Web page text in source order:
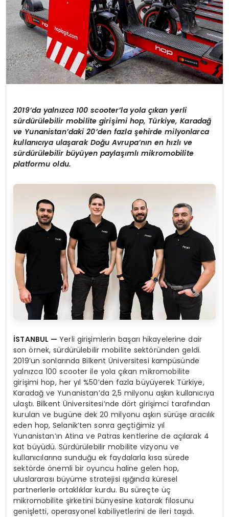
2019’da yalnızca 100 scooter’la yola çıkan yerli
sürdürülebilir mobilite girişimi hop, Türkiye, Karadağ
ve Yunanistan’daki 20’den fazla şehirde milyonlarca
kullanıcıya ulaşarak Doğu Avrupa’nın en hızlı ve
sürdürülebilir büyüyen paylaşımlımikromobilite
platformu oldu.
İSTANBUL —Yerli girişimlerin başarı hikayelerine dair
son örnek, sürdürülebilir mobilite sektöründen geldi.
2019’un sonlarında Bilkent Üniversitesi kampüsünde
yalnızca 100 scooter ile yola çıkan mikromobilite
girişimi hop, her yıl %50’den fazla büyüyerek Türkiye,
Karadağ ve Yunanistan’da 2,5 milyonu aşkın kullanıcıya
ulaştı. Bilkent Üniversitesi’nde dört girişimci tarafından
kurulan ve bugüne dek 20 milyonu aşkın sürüşe aracılık
eden hop, Selanik’ten sonra geçtiğimiz yıl
Yunanistan’ın Atina ve Patras kentlerine de açılarak 4
kat büyüdü. Sürdürülebilir mobilite vizyonu ve
kullanıcılarına sunduğu ek faydalarla kısa sürede
sektörde önemli bir oyuncu haline gelen hop,
uluslararası büyüme stratejisi ışığında küresel
partnerlerle ortaklıklar kurdu. Bu süreçte üç
mikromobilite şirketini bünyesine katarak filosunu
genişletti, operasyonel kabiliyetlerini de ileri taşıdı.